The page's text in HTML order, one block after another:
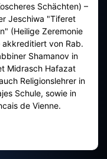
Schächten) –
Jeschiwa "Tiferet
(Heilige Zeremonie
von Rab.
Shamanov in
Midrasch Hafazat
Religionslehrer in
Schule, sowie in
de Vienne.